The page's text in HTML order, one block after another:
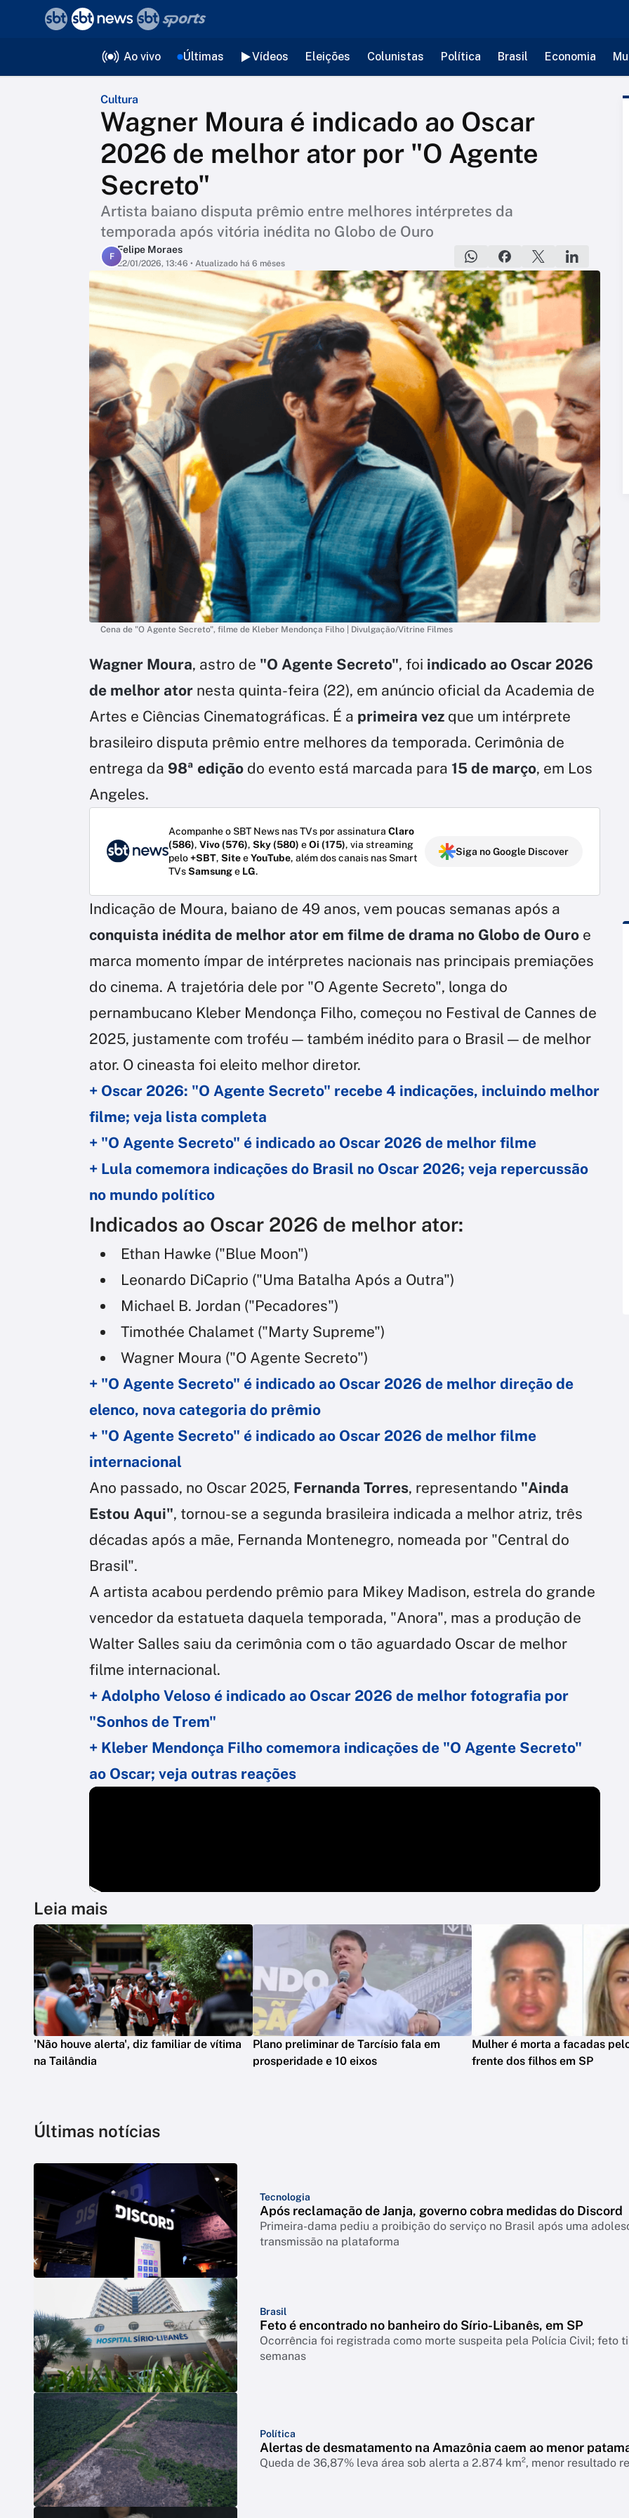
Ao vivo Últimas Vídeos Eleições Colunistas Política Brasil Economia
Cultura
Wagner Moura é indicado ao Oscar
2026 de melhor ator por "O Agente
Secreto"
Artista baiano disputa prêmio entre melhores intérpretes da
temporada após vitória inédita no Globo de Ouro
F
Felipe Moraes
22/01/2026, 13:46 • Atualizado há 6 mêses
Cena de "O Agente Secreto", filme de Kleber Mendonça Filho | Divulgação/Vitrine Filmes
Wagner Moura, astro de "O Agente Secreto", foi indicado ao Oscar 2026
de melhor ator nesta quinta-feira (22), em anúncio oficial da Academia de
Artes e Ciências Cinematográficas. É a primeira vez que um intérprete
brasileiro disputa prêmio entre melhores da temporada. Cerimônia de
entrega da 98ª edição do evento está marcada para 15 de março, em Los
Angeles.
Acompanhe o SBT News nas TVs por assinatura Claro
(586), Vivo (576), Sky (580) eOi (175), via streaming
pelo+SBT, SiteeYouTube, além dos canais nas Smart
TVsSamsunge LG.
Siga no Google Discover
Indicação de Moura, baiano de 49 anos, vem poucas semanas após a
conquista inédita de melhor ator em filme de drama no Globo de Ouro e
marca momento ímpar de intérpretes nacionais nas principais premiações
do cinema. A trajetória dele por "O Agente Secreto", longa do
pernambucano Kleber Mendonça Filho, começou no Festival de Cannes de
2025, justamente com troféu — também inédito para o Brasil — de melhor
ator. O cineasta foi eleito melhor diretor.
+ Oscar 2026: "O Agente Secreto" recebe 4 indicações, incluindo melhor
filme; veja lista completa
+ "O Agente Secreto" é indicado ao Oscar 2026 de melhor filme
+ Lula comemora indicações do Brasil no Oscar 2026; veja repercussão
no mundo político
Indicados ao Oscar 2026 de melhor ator:
Ethan Hawke ("Blue Moon")
Leonardo DiCaprio ("Uma Batalha Após a Outra")
Michael B. Jordan ("Pecadores")
Timothée Chalamet ("Marty Supreme")
Wagner Moura ("O Agente Secreto")
+ "O Agente Secreto" é indicado ao Oscar 2026 de melhor direção de
elenco, nova categoria do prêmio
+ "O Agente Secreto" é indicado ao Oscar 2026 de melhor filme
internacional
Ano passado, no Oscar 2025, Fernanda Torres, representando "Ainda
Estou Aqui", tornou-se a segunda brasileira indicada a melhor atriz, três
décadas após a mãe, Fernanda Montenegro, nomeada por "Central do
Brasil".
A artista acabou perdendo prêmio para Mikey Madison, estrela do grande
vencedor da estatueta daquela temporada, "Anora", mas a produção de
Walter Salles saiu da cerimônia com o tão aguardado Oscar de melhor
filme internacional.
+ Adolpho Veloso é indicado ao Oscar 2026 de melhor fotografia por
"Sonhos de Trem"
+ Kleber Mendonça Filho comemora indicações de "O Agente Secreto"
ao Oscar; veja outras reações
Leia mais
'Não houve alerta', diz familiar de vítima
na Tailândia
Plano preliminar de Tarcísio fala em
prosperidade e 10 eixos
Mulher é morta a facadas
frente dos filhos em SP
Últimas notícias
Tecnologia
Após reclamação de Janja, governo cobra medidas do Discord
Primeira-dama pediu a proibição do serviço no Brasil após uma
transmissão na plataforma
Brasil
Feto é encontrado no banheiro do Sírio-Libanês, em SP
Ocorrência foi registrada como morte suspeita pela Polícia Civil; feto
semanas
Política
Alertas de desmatamento na Amazônia caem ao menor
Queda de 36,87% leva área sob alerta a 2.874 km², menor resultado
voltar
Editorias